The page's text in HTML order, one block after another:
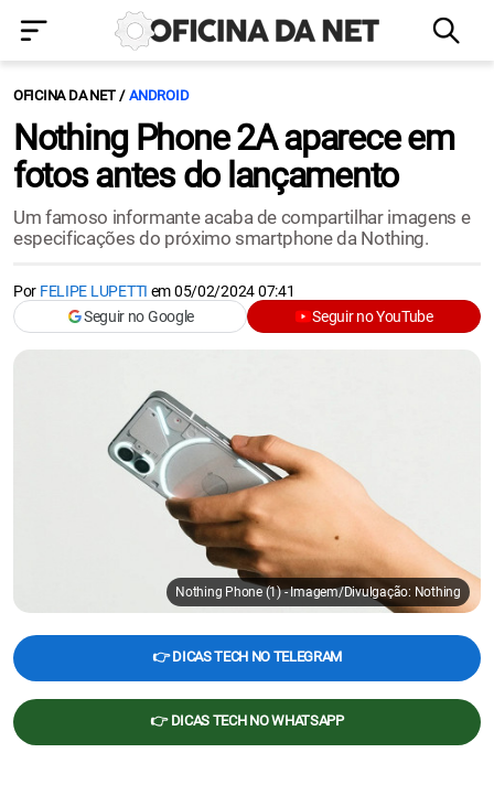
OFICINA DA NET ANDROID
Nothing Phone 2A aparece em
fotos antes do lançamento
Um famoso informante acaba de compartilhar imagens e
especificações do próximo smartphone da Nothing.
Por FELIPE LUPETTI em05/02/2024 07:41
Seguir no Google
Seguir no YouTube
Nothing Phone (1) - Imagem/Divulgação: Nothing
👉 DICAS TECH NO TELEGRAM
👉 DICAS TECH NO WHATSAPP